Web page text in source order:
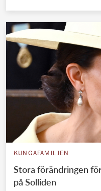
KUNGAFAMILJEN
Stora förändringen
på Solliden